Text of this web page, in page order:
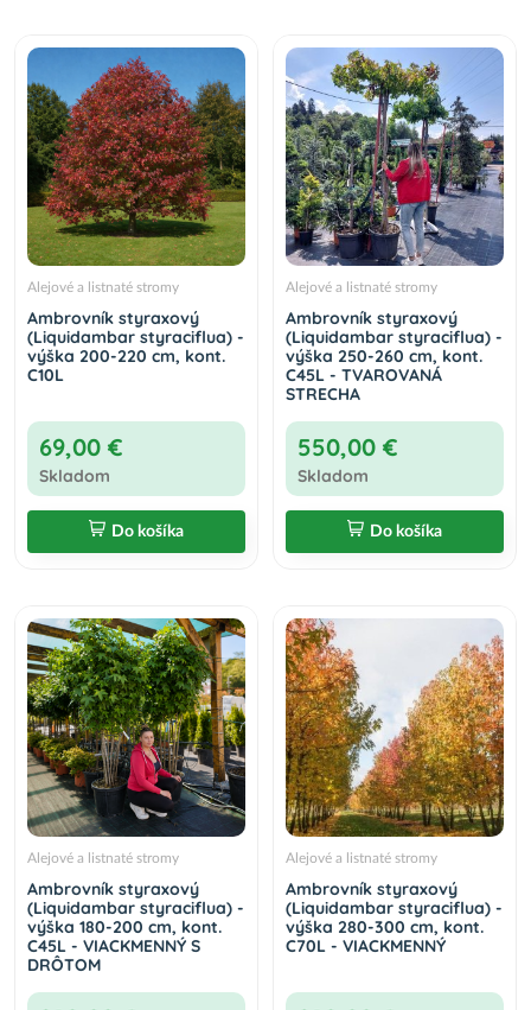
Alejové a listnaté stromy
Ambrovník styraxový
(Liquidambar styraciflua) -
výška 200-220 cm, kont.
C10L
69,00 €
Skladom
Do košíka
Alejové a listnaté stromy
Ambrovník styraxový
(Liquidambar styraciflua) -
výška 250-260 cm, kont.
C45L - TVAROVANÁ
STRECHA
550,00 €
Skladom
Do košíka
Alejové a listnaté stromy
Ambrovník styraxový
(Liquidambar styraciflua) -
výška 180-200 cm, kont.
C45L - VIACKMENNÝ S
DRÔTOM
Alejové a listnaté stromy
Ambrovník styraxový
(Liquidambar styraciflua) -
výška 280-300 cm, kont.
C70L - VIACKMENNÝ